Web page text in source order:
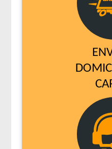
Old Prince Equilibrium Perro
Old Prince Premium Adultos
Old Prince Premium Adultos
Old Prince Proteínas Noveles
Old Prince Proteínas Noveles
Old Prince Proteínas Noveles
Old Prince Proteínas Noveles
Cordero y Arroz Integral
One Perro Adulto Medianos y